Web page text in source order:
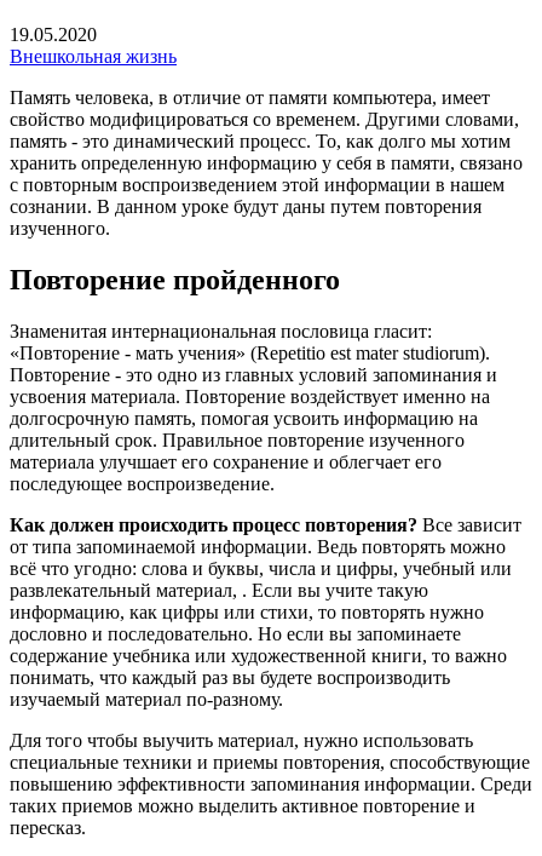
19.05.2020
Внешкольная жизнь
Память человека, в отличие от памяти компьютера, имеет
свойство модифицироваться со временем. Другими словами,
память - это динамический процесс. То, как долго мы хотим
хранить определенную информацию у себя в памяти, связано
с повторным воспроизведением этой информации в нашем
сознании. В данном уроке будут даны путем повторения
изученного.
Повторение пройденного
Знаменитая интернациональная пословица гласит:
«Повторение - мать учения» (Repetitio est mater studiorum).
Повторение - это одно из главных условий запоминания и
усвоения материала. Повторение воздействует именно на
долгосрочную память, помогая усвоить информацию на
длительный срок. Правильное повторение изученного
материала улучшает его сохранение и облегчает его
последующее воспроизведение.
Как должен происходить процесс повторения? Все зависит
от типа запоминаемой информации. Ведь повторять можно
всё что угодно: слова и буквы, числа и цифры, учебный или
развлекательный материал, . Если вы учите такую
информацию, как цифры или стихи, то повторять нужно
дословно и последовательно. Но если вы запоминаете
содержание учебника или художественной книги, то важно
понимать, что каждый раз вы будете воспроизводить
изучаемый материал по-разному.
Для того чтобы выучить материал, нужно использовать
специальные техники и приемы повторения, способствующие
повышению эффективности запоминания информации. Среди
таких приемов можно выделить активное повторение и
пересказ.